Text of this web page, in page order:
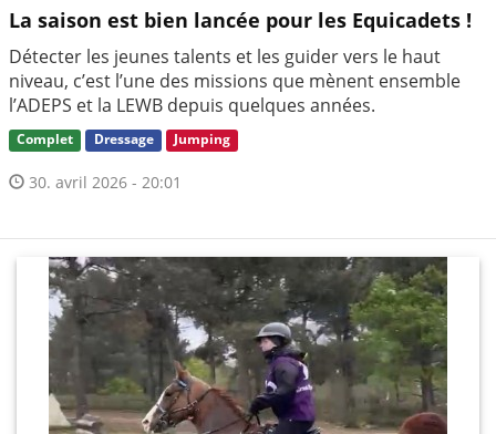
La saison est bien lancée pour les Equicadets !
Détecter les jeunes talents et les guider vers le haut
niveau, c’est l’une des missions que mènent ensemble
l’ADEPS et la LEWB depuis quelques années.
Complet Dressage Jumping
30. avril 2026 - 20:01